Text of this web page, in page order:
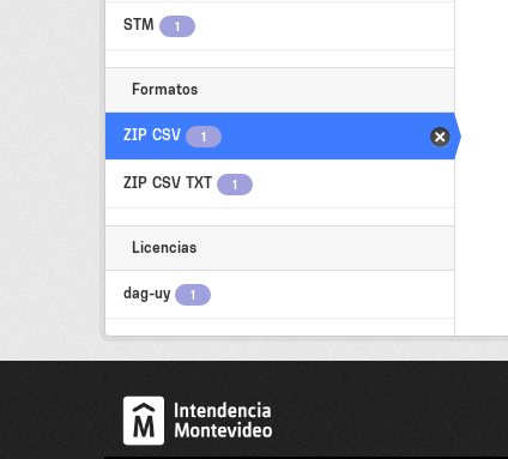
STM 1
Formatos
ZIP CSV 1
ZIP CSV TXT 1
Licencias
dag-uy 1